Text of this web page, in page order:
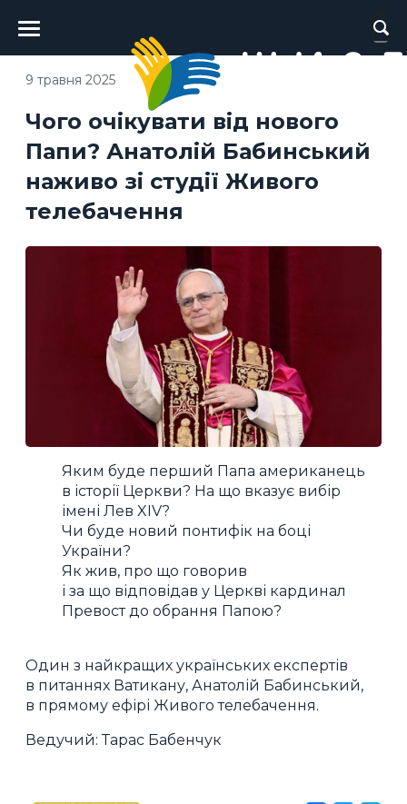
Головне
меню
Чого очікувати від нового
Папи? Анатолій Бабинський
наживо зі студії Живого
телебачення
9 травня 2025
Яким буде перший Папа американець
в історії Церкви? На що вказує вибір
імені Лев XIV?
Чи буде новий понтифік на боці
України?
Як жив, про що говорив
і за що відповідав у Церкві кардинал
Превост до обрання Папою?
Один з найкращих українських експертів
в питаннях Ватикану, Анатолій Бабинський,
в прямому ефірі Живого телебачення.
Ведучий: Тарас Бабенчук